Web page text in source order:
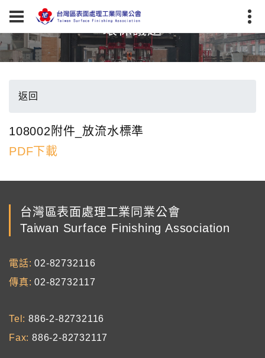
環保議題
返回
108002附件_放流水標準
PDF下載
台灣區表面處理工業同業公會
Taiwan Surface Finishing Association
電話
02-82732116
傳真
02-82732117
Tel
886-2-82732116
Fax 886-2-82732117